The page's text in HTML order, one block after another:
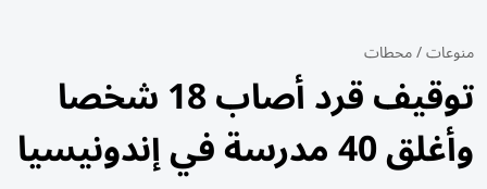
منوعات/محطات
توقيف قرد أصاب 18 شخصا
وأغلق 40 مدرسة في إندونيسيا